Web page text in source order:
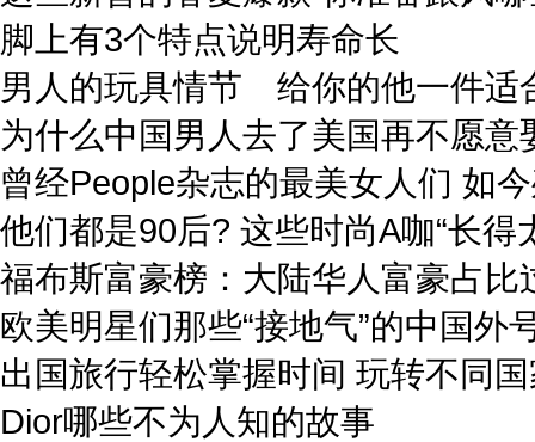
脚上有3个特点说明寿命长
男人的玩具情节 给你的他一件适
为什么中国男人去了美国再不愿意
曾经People杂志的最美女人们 如
他们都是90后? 这些时尚A咖“长得
福布斯富豪榜：大陆华人富豪占比
欧美明星们那些“接地气”的中国外
出国旅行轻松掌握时间 玩转不同
Dior哪些不为人知的故事